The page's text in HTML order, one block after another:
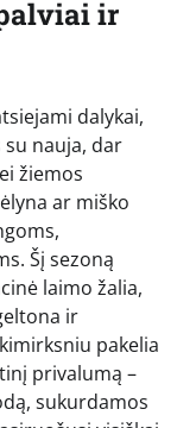
ir
dalykai,
nauja, dar
žiemos
ar miško
Šį sezoną
laimo žalia,
ir
pakelia
privalumą –
sukurdamos